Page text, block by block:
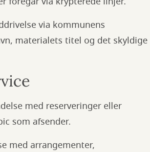
via kommunens
materialets titel og det skyldige
med reserveringer eller
som afsender.
med arrangementer,